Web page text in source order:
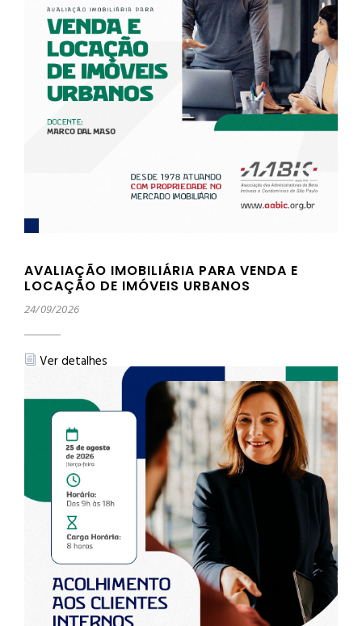
AVALIAÇÃO IMOBILIÁRIA PARA VENDA E
LOCAÇÃO DE IMÓVEIS URBANOS
24/09/2026
Ver detalhes